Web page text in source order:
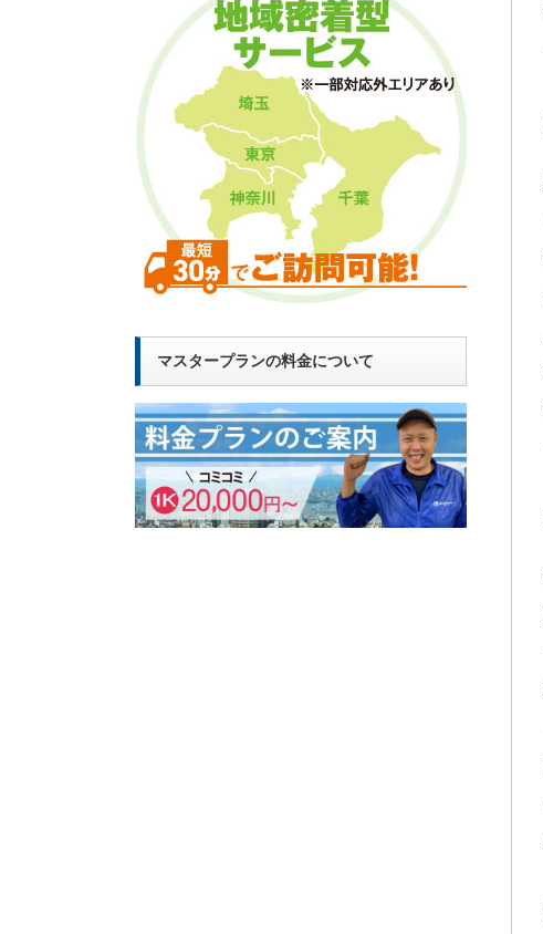
マスタープランの料金について